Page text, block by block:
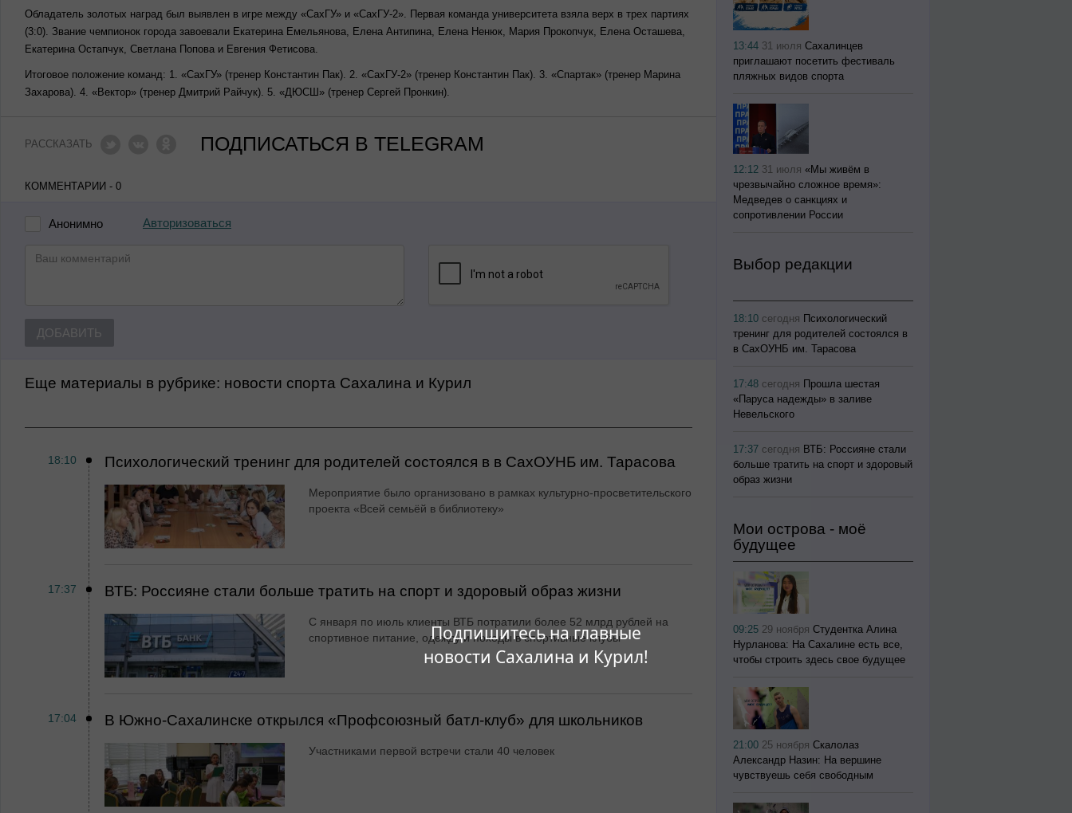
Подпишитесь на главные
новости Сахалина и Курил!
Обладатель золотых наград был выявлен в игре между «СахГУ» и «СахГУ-2». Первая команда университета взяла верх в трех партиях
(3:0). Звание чемпионок города завоевали Екатерина Емельянова, Елена Антипина, Елена Ненюк, Мария Прокопчук, Елена Осташева,
Екатерина Остапчук, Светлана Попова и Евгения Фетисова.
Итоговое положение команд: 1. «СахГУ» (тренер Константин Пак). 2. «СахГУ-2» (тренер Константин Пак). 3. «Спартак» (тренер Марина
Захарова). 4. «Вектор» (тренер Дмитрий Райчук). 5. «ДЮСШ» (тренер Сергей Пронкин).
РАССКАЗАТЬ ПОДПИСАТЬСЯ В TELEGRAM
КОММЕНТАРИИ - 0
Анонимно Авторизоваться
ДОБАВИТЬ
Еще материалы в рубрике: Новости спорта Сахалина и Курил
18:10 Психологический тренинг для родителей состоялся в в СахОУНБ им. Тарасова
Мероприятие было организовано в рамках культурно-просветительского
проекта «Всей семьёй в библиотеку»
17:37 ВТБ: Россияне стали больше тратить на спорт и здоровый образ жизни
С января по июль клиенты ВТБ потратили более 52 млрд рублей на
спортивное питание, одежду и походы в спортивные клубы
17:04 В Южно-Сахалинске открылся «Профсоюзный батл-клуб» для школьников
Участниками первой встречи стали 40 человек
13:44 31 июля Сахалинцев
приглашают посетить фестиваль
пляжных видов спорта
12:12 31 июля «Мы живём в
чрезвычайно сложное время»:
Медведев о санкциях и
сопротивлении России
Выбор редакции
18:10 сегодня Психологический
тренинг для родителей состоялся в
в СахОУНБ им. Тарасова
17:48 сегодня Прошла шестая
«Паруса надежды» в заливе
Невельского
17:37 сегодня ВТБ: Россияне стали
больше тратить на спорт и здоровый
образ жизни
Мои острова - моё
будущее
09:25 29 ноября Студентка Алина
Нурланова: На Сахалине есть все,
чтобы строить здесь свое будущее
21:00 25 ноября Скалолаз
Александр Назин: На вершине
чувствуешь себя свободным